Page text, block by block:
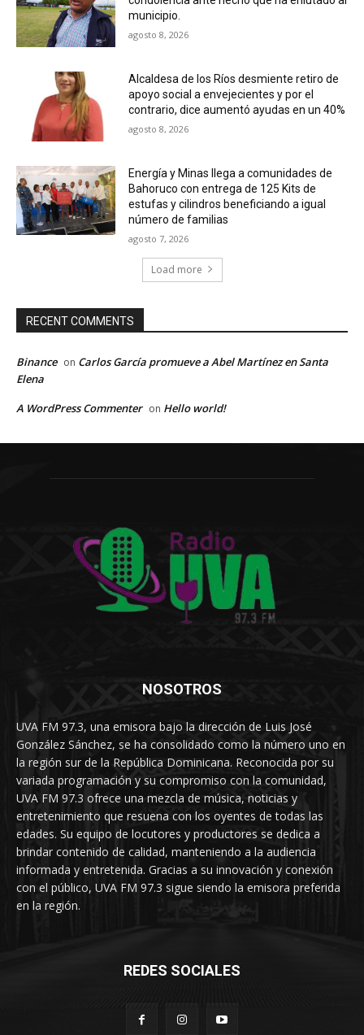
municipio.
agosto 8, 2026
Alcaldesa de los Ríos desmiente retiro de
apoyo social a envejecientes y por el
contrario, dice aumentó ayudas en un 40%
agosto 8, 2026
Energía y Minas llega a comunidades de
Bahoruco con entrega de 125 Kits de
estufas y cilindros beneficiando a igual
número de familias
agosto 7, 2026
Load more
RECENT COMMENTS
Binance on Carlos García promueve a Abel Martínez en Santa
Elena
A WordPress Commenter on Hello world!
NOSOTROS
UVA FM 97.3, una emisora bajo la dirección de Luis José
González Sánchez, se ha consolidado como la número uno en
la región sur de la República Dominicana. Reconocida por su
variada programación y su compromiso con la comunidad,
UVA FM 97.3 ofrece una mezcla de música, noticias y
entretenimiento que resuena con los oyentes de todas las
edades. Su equipo de locutores y productores se dedica a
brindar contenido de calidad, manteniendo a la audiencia
informada y entretenida. Gracias a su innovación y conexión
con el público, UVA FM 97.3 sigue siendo la emisora preferida
en la región.
REDES SOCIALES